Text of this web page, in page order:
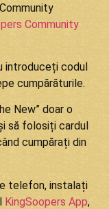
Community
introduceți codul
cumpărăturile.
New” doar o
să folosiți cardul
cumpărați din
telefon, instalați
KingSoopers App,